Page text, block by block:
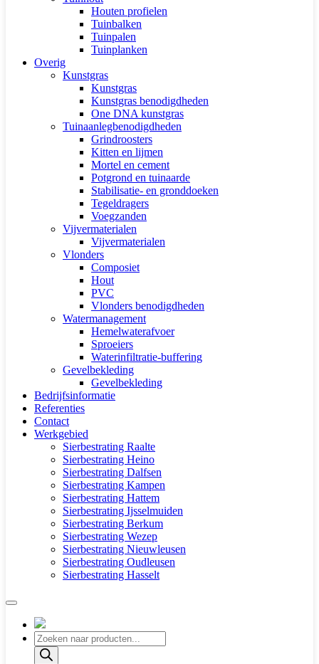
Houten profielen
Tuinbalken
Tuinpalen
Tuinplanken
Overig
Kunstgras
Kunstgras
Kunstgras benodigdheden
One DNA kunstgras
Tuinaanlegbenodigdheden
Grindroosters
Kitten en lijmen
Mortel en cement
Potgrond en tuinaarde
Stabilisatie- en gronddoeken
Tegeldragers
Voegzanden
Vijvermaterialen
Vijvermaterialen
Vlonders
Composiet
Hout
PVC
Vlonders benodigdheden
Watermanagement
Hemelwaterafvoer
Sproeiers
Waterinfiltratie-buffering
Gevelbekleding
Gevelbekleding
Bedrijfsinformatie
Referenties
Contact
Werkgebied
Sierbestrating Raalte
Sierbestrating Heino
Sierbestrating Dalfsen
Sierbestrating Kampen
Sierbestrating Hattem
Sierbestrating Ijsselmuiden
Sierbestrating Berkum
Sierbestrating Wezep
Sierbestrating Nieuwleusen
Sierbestrating Oudleusen
Sierbestrating Hasselt
Producten
zoeken